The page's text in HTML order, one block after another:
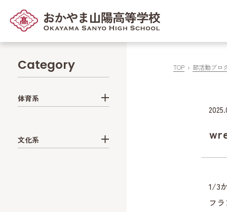
TOP 部活動ブロ
1/3
フ
Category
体育系
文化系